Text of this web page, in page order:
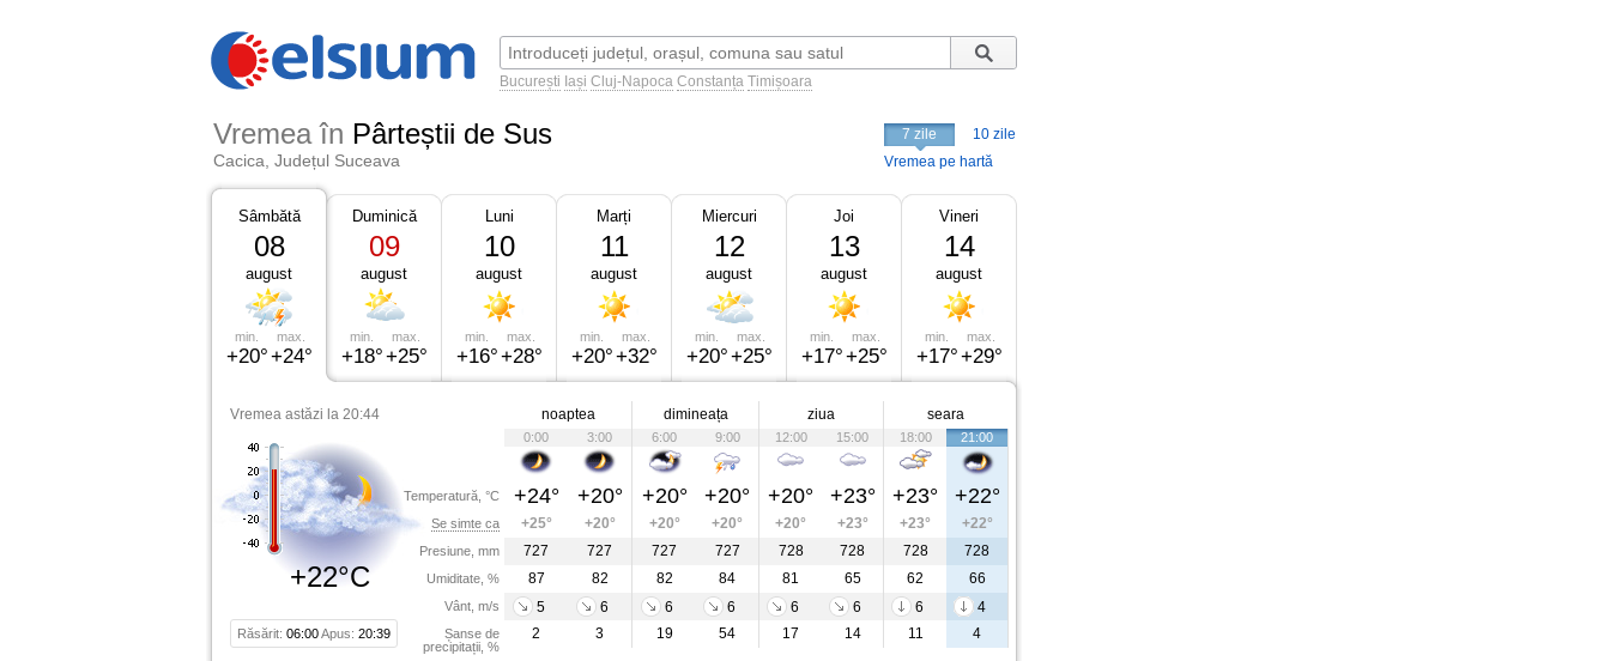
București Iași Cluj-Napoca Constanța Timișoara
Vremea în Pârteștii de Sus
Cacica, Județul Suceava
7 zile
10 zile
Vremea pe hartă
Sâmbătă
08
august
min.
+20°
max.
+24°
Duminică
09
august
min.
+18°
max.
+25°
Luni
10
august
min.
+16°
max.
+28°
Marți
11
august
min.
+20°
max.
+32°
Miercuri
12
august
min.
+20°
max.
+25°
Joi
13
august
min.
+17°
max.
+25°
Vineri
14
august
min.
+17°
max.
+29°
Vremea astăzi la 20:44
+22°C
Răsărit: 06:00Apus: 20:39
Temperatură, °C
Se simte ca
Presiune, mm
Umiditate, %
Vânt, m/s
Șanse de
precipitații, %
noaptea dimineața ziua seara
0:00 3:00 6:00 9:00 12:00 15:00 18:00 21:00
+24° +20° +20° +20° +20° +23° +23° +22°
+25° +20° +20° +20° +20° +23° +23°
+22°
727
727 727 727 728 728 728
728
87
82 82 84 81 65 62
66
5
6 6 6 6 6 6
4
2
3 19 54 17 14 11 4